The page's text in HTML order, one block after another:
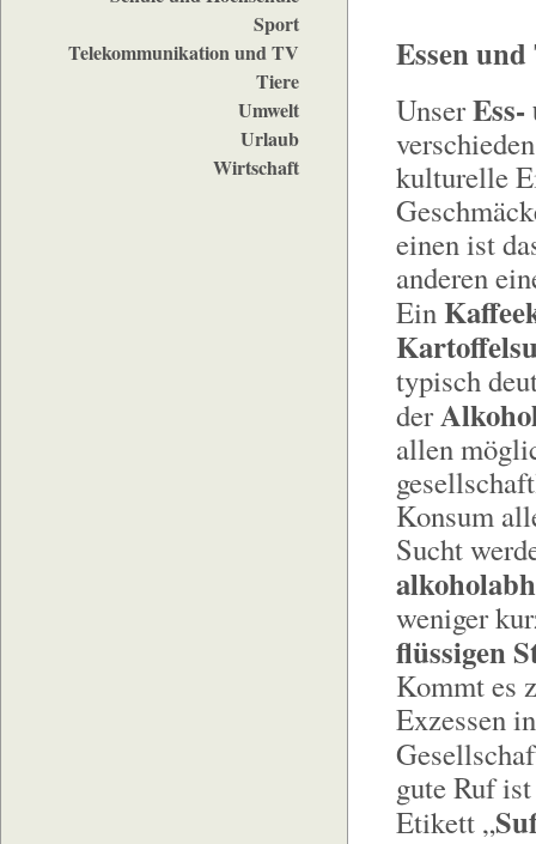
Sport
Telekommunikation und TV
Tiere
Umwelt
Urlaub
Wirtschaft
Essen
Unser
kulturelle
einen ist
anderen
Ein
typisch
der
allen
Konsum
Sucht
weniger
flüssigen
Kommt es
Exzessen
gute Ruf
Etikett „